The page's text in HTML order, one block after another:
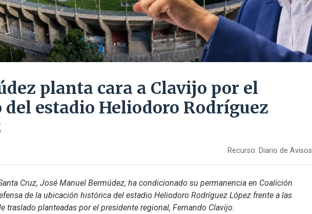
planta cara a Clavijo por el
estadio Heliodoro Rodríguez
Recurso: Diario de Avisos
Cruz, José Manuel Bermúdez, ha condicionado su permanencia en Coalición
de la ubicación histórica del estadio Heliodoro Rodríguez López frente a las
traslado planteadas por el presidente regional, Fernando Clavijo.